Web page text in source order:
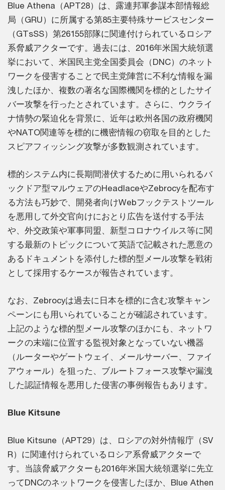
Blue Athena（APT28）は、露連邦軍参謀本部情報総
局（GRU）に所属する第85主要特殊サービスセンター
（GTsSS）第26155部隊に関連付けられているロシア
系脅威アクターです。過去には、2016年米国大統領選
挙において、米国民主党全国委員会（DNC）のネット
ワークを侵害することで民主党陣営に不利な情報を漏
洩したほか、複数の著名な国際機関を標的としたサイ
バー攻撃を行ったとされています。さらに、ウクライ
ナ情勢の緊迫化を背景に、近年は欧州各国の政府機関
やNATO関連等を標的に機密情報の窃取を目的とした
スピアフィッシング攻撃が多数観測されています。
標的システム内に長期間潜伏するために用いられるバ
ックドア型マルウェアのHeadlaceやZebrocyを配布す
る方法も巧妙で、開発者向けWebフックテストツール
を悪用して外交官向けにおとり広告を送付する手法
や、外交政策や軍事同盟、新型コロナウイルス等に関
する最新のトピックについて英語で記載された悪意の
あるドキュメントを添付した標的型メール攻撃を戦術
として採用するケースが報告されています。
なお、Zebrocyは過去に日本を標的に含む攻撃キャン
ペーンにも用いられていることが確認されています。
上記のような標的型メール攻撃のほかにも、ネットワ
ークの末端に位置する監視対象となっていない機器
（ルーターやゲートウェイ、メールサーバー、ファイ
アウォール）を狙った、ブルートフォース攻撃や漏洩
した認証情報を悪用した侵害の事例報告もあります。
Blue Kitsune
Blue Kitsune（APT29）は、ロシアの対外情報庁（SV
R）に関連付けられているロシア系脅威アクターで
す。当該脅威アクターも2016年米国大統領選挙に先立
ってDNCのネットワークを侵害したほか、Blue Athen